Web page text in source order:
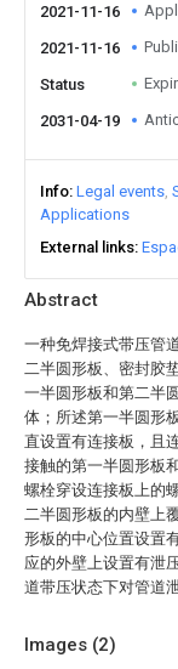
Abstract
一种免焊接式带压管
二半圆形板、密封胶
一半圆形板和第二半
体；所述第一半圆形
直设置有连接板，且
接触的第一半圆形板
螺栓穿设连接板上的
二半圆形板的内壁上
形板的中心位置设置
应的外壁上设置有泄
道带压状态下对管道
Images (2)
2021-11-16
2021-11-16
Status
2031-04-19
Info Legal events
Applications
External links